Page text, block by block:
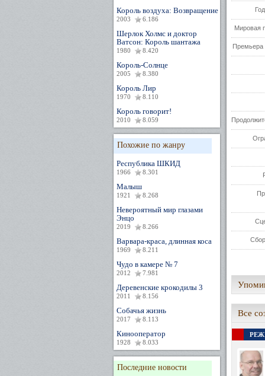
Король воздуха: Возвращение
2003 6.186
Шерлок Холмс и доктор
Ватсон: Король шантажа
1980 8.420
Король-Солнце
2005 8.380
Король Лир
1970 8.110
Король говорит!
2010 8.059
Похожие по жанру
Республика ШКИД
1966 8.301
Малыш
1921 8.268
Невероятный мир глазами
Энцо
2019 8.266
Варвара-краса, длинная коса
1969 8.211
Чудо в камере № 7
2012 7.981
Деревенские крокодилы 3
2011 8.156
Собачья жизнь
2017 8.113
Кинооператор
1928 8.033
Последние новости
Мировая
Премьера
Все